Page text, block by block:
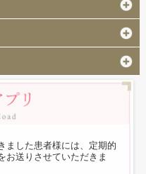
ました患者様には、定期的
お送りさせていただきま